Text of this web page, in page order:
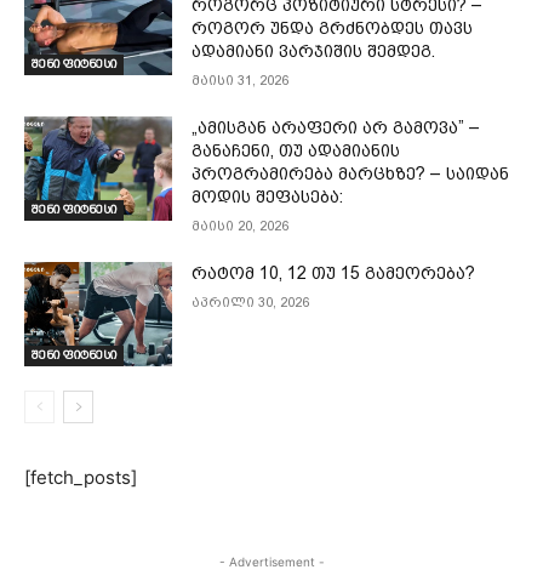
შენი ფიტნესი
როგორც პოზიტიური სტრესი? –
როგორ უნდა გრძნობდეს თავს
ადამიანი ვარჯიშის შემდეგ.
მაისი 31, 2026
შენი ფიტნესი
„ამისგან არაფერი არ გამოვა” –
განაჩენი, თუ ადამიანის
პროგრამირება მარცხზე? – საიდან
მოდის შეფასება:
მაისი 20, 2026
შენი ფიტნესი
რატომ 10, 12 თუ 15 გამეორება?
აპრილი 30, 2026
[fetch_posts]
- Advertisement -